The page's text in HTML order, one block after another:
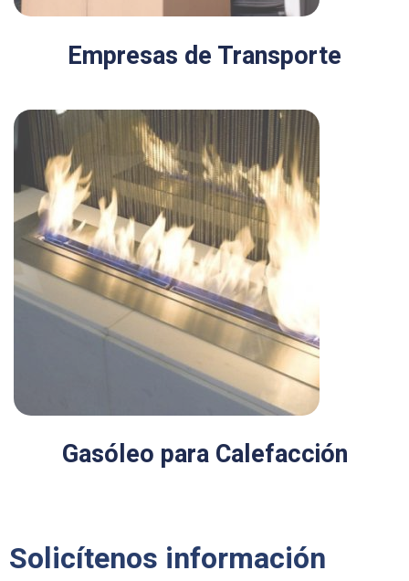
Empresas de Transporte
Gasóleo para Calefacción
Solicítenos información